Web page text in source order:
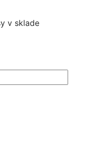
v sklade